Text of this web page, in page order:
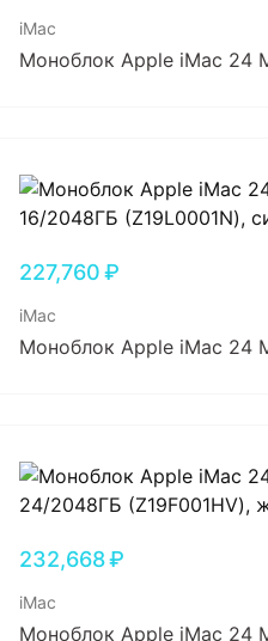
iMac
Моноблок Apple iMac 24
227,760₽
iMac
Моноблок Apple iMac 24
232,668₽
iMac
Моноблок Apple iMac 24